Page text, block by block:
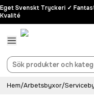
Eget Svenskt Tryckeri ✓
Kvalité
Hem/Arbetsbyxor/